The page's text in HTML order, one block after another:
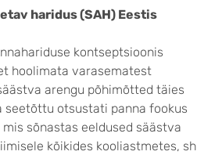
haridus (SAH) Eestis
kontseptsioonis
hoolimata varasematest
arengu põhimõtted täies
seetõttu otsustati panna fookus
sõnastas eeldused säästva
kõikides kooliastmetes, sh